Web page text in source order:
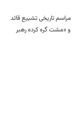
مراسم تاریخی تشییع قائد
«مشت گره کرده رهبر